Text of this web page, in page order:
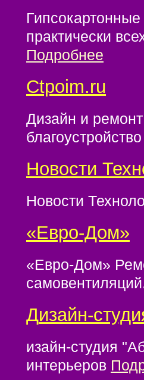
практически
Подробнее
ctpoim.ru
Дизайн и
Новости
Новости
«Евро-Дом»
«Евро-Дом»
Дизайн-
изайн-студия
интерьеров